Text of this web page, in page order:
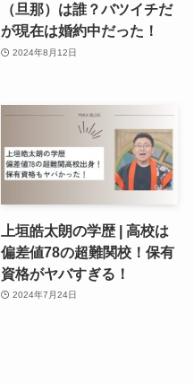
（旦那）は誰？バツイチだ
が現在は婚約中だった！
2024年8月12日
上垣皓太朗の学歴 | 高校は
偏差値78の超難関校！保有
資格がヤバすぎる！
2024年7月24日